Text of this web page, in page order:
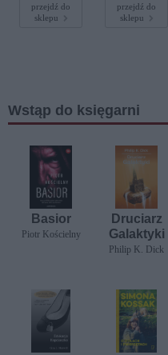
owana -
Srebrne
przejdź do
sklepu
Srebrne
kółko
przejdź do
sklepu
Wstąp do księgarni
Basior
Piotr Kościelny
Druciarz
Galaktyki
Philip K. Dick